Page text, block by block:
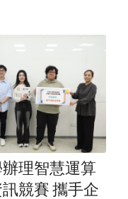
理智慧運算
競賽 攜手企